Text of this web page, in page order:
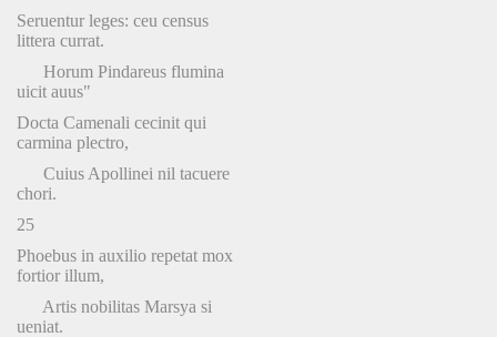
Seruentur leges: ceu census
littera currat.
Horum Pindareus flumina
uicit auus"
Docta Camenali cecinit qui
carmina plectro,
Cuius Apollinei nil tacuere
chori.
25
Phoebus in auxilio repetat mox
fortior illum,
Artis nobilitas Marsya si
ueniat.